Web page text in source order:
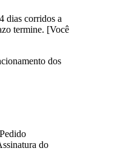
dias corridos a
termine. [Você
dos
do